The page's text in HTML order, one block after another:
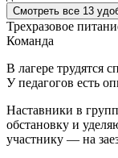
Смотреть все 13
Трехразовое
Команда
В лагере трудятся
У педагогов есть
Наставники в
обстановку и
участнику — на